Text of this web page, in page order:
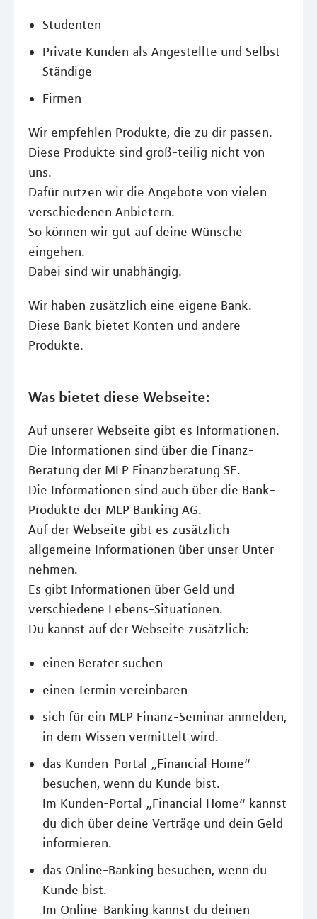
Studenten
Private Kunden als Angestellte und Selbst-
Ständige
Firmen
Wir empfehlen Produkte, die zu dir passen.
Diese Produkte sind groß-teilig nicht von
uns.
Dafür nutzen wir die Angebote von vielen
verschiedenen Anbietern.
So können wir gut auf deine Wünsche
eingehen.
Dabei sind wir unabhängig.
Wir haben zusätzlich eine eigene Bank.
Diese Bank bietet Konten und andere
Produkte.
Was bietet diese Webseite:
Auf unserer Webseite gibt es Informationen.
Die Informationen sind über die Finanz-
Beratung der MLP Finanzberatung SE.
Die Informationen sind auch über die Bank-
Produkte der MLP Banking AG.
Auf der Webseite gibt es zusätzlich
allgemeine Informationen über unser Unter-
nehmen.
Es gibt Informationen über Geld und
verschiedene Lebens-Situationen.
Du kannst auf der Webseite zusätzlich:
einen Berater suchen
einen Termin vereinbaren
sich für ein MLP Finanz-Seminar anmelden,
in dem Wissen vermittelt wird.
das Kunden-Portal „Financial Home“
besuchen, wenn du Kunde bist.
Im Kunden-Portal „Financial Home“ kannst
du dich über deine Verträge und dein Geld
informieren.
das Online-Banking besuchen, wenn du
Kunde bist.
Im Online-Banking kannst du deinen